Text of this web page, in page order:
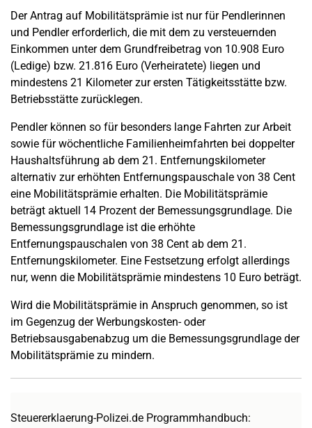
Der Antrag auf Mobilitätsprämie ist nur für Pendlerinnen
und Pendler erforderlich, die mit dem zu versteuernden
Einkommen unter dem Grundfreibetrag von 10.908 Euro
(Ledige) bzw. 21.816 Euro (Verheiratete) liegen und
mindestens 21 Kilometer zur ersten Tätigkeitsstätte bzw.
Betriebsstätte zurücklegen.
Pendler können so für besonders lange Fahrten zur Arbeit
sowie für wöchentliche Familienheimfahrten bei doppelter
Haushaltsführung ab dem 21. Entfernungskilometer
alternativ zur erhöhten Entfernungspauschale von 38 Cent
eine Mobilitätsprämie erhalten. Die Mobilitätsprämie
beträgt aktuell 14 Prozent der Bemessungsgrundlage. Die
Bemessungsgrundlage ist die erhöhte
Entfernungspauschalen von 38 Cent ab dem 21.
Entfernungskilometer. Eine Festsetzung erfolgt allerdings
nur, wenn die Mobilitätsprämie mindestens 10 Euro beträgt.
Wird die Mobilitätsprämie in Anspruch genommen, so ist
im Gegenzug der Werbungskosten- oder
Betriebsausgabenabzug um die Bemessungsgrundlage der
Mobilitätsprämie zu mindern.
Steuererklaerung-Polizei.de Programmhandbuch: